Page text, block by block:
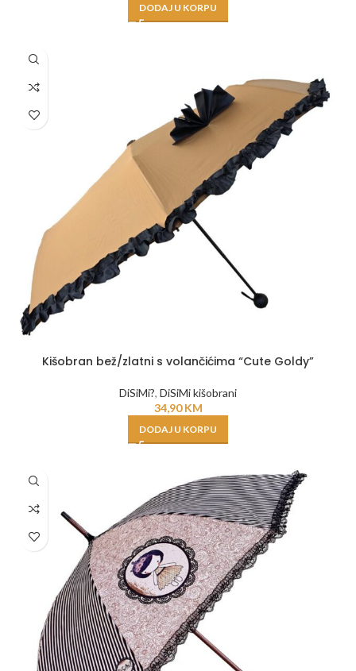
DODAJ U KORPU
Kišobran bež/zlatni s volančićima “Cute Goldy”
DiSiMi?, DiSiMi kišobrani
34,90KM
DODAJ U KORPU